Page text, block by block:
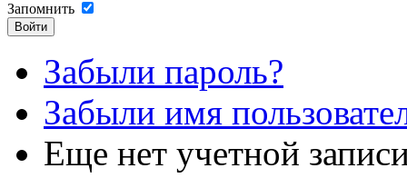
Запомнить
Забыли пароль?
Забыли имя
Еще нет учетной